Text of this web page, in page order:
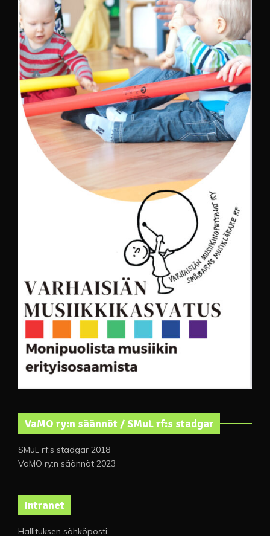
VaMO ry:n säännöt / SMuL rf:s stadgar
SMuL rf:s stadgar 2018
VaMO ry:n säännöt 2023
Intranet
Hallituksen sähköposti